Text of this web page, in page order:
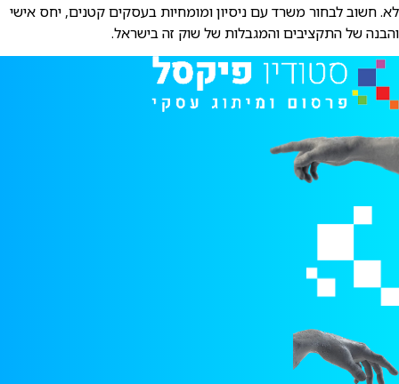
לא. חשוב לבחור משרד עם ניסיון ומומחיות בעסקים קטנים, יחס אישי
והבנה של התקציבים והמגבלות של שוק זה בישראל.